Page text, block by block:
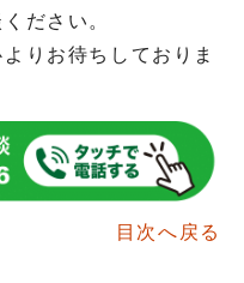
ださい。
りお待ちしておりま
目次へ戻る